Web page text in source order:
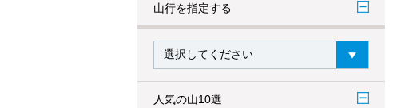
山行を指定する
人気の山10選